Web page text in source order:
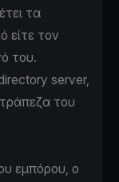
τα
είτε τον
του.
server,
του
εμπόρου, ο